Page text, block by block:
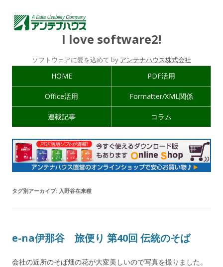
I love software2!
ソフトウェアに愛を込めて by アンテナハウス株式会社
HOME PDF活用
Office活用 Formatter/XML関係
連載記事 コラム
タグ別アーカイブ: 入野谷在来種
e-na伊那谷 旅便り 第40回 伝統のそば
会社の近所のそば畑の花が大変美しいので写真を撮りました。